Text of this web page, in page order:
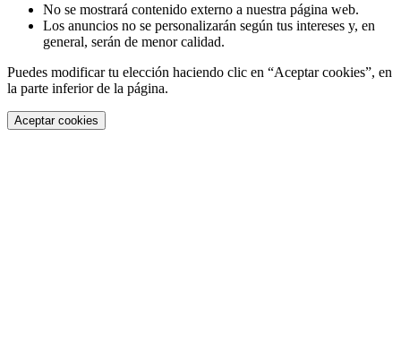
No se mostrará contenido externo a nuestra página web.
Los anuncios no se personalizarán según tus intereses y, en
general, serán de menor calidad.
Puedes modificar tu elección haciendo clic en “Aceptar cookies”, en
la parte inferior de la página.
Aceptar cookies